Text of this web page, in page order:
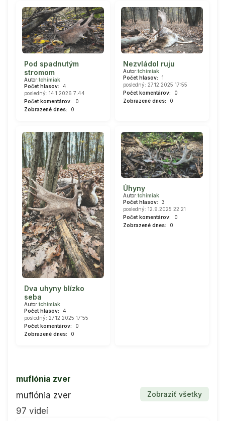
Pod spadnutým
stromom
Autor:tchimiak
Počet hlasov:
4
posledný: 14.1.2026 7:44
Počet komentárov:
0
Zobrazené dnes:
0
Nezvládol ruju
Autor:tchimiak
Počet hlasov:
1
posledný: 27.12.2025 17:55
Počet komentárov:
0
Zobrazené dnes:
0
Dva uhyny blízko
seba
Autor:tchimiak
Počet hlasov:
4
posledný: 27.12.2025 17:55
Počet komentárov:
0
Zobrazené dnes:
0
Úhyny
Autor:tchimiak
Počet hlasov:
3
posledný: 12.9.2025 22:21
Počet komentárov:
0
Zobrazené dnes:
0
muflónia zver
muflónia zver
97 videí
Zobraziť všetky